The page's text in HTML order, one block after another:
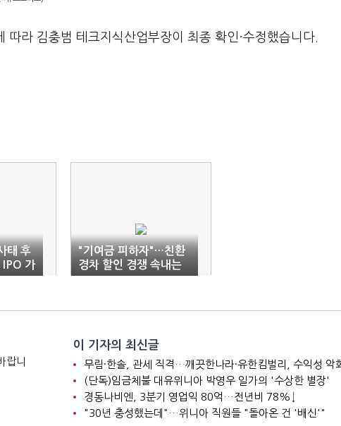
라 김충범 테크지식산업부장이 최종 확인·수정했습니다.
태 후
가
초사'
"기여금 피하자"…친환
경차 할인 경쟁 속내는
랍니
이 기자의 최신글
무림·한솔, 관세 직격…깨끗한나라·유한킴벌리, 수익성 악
(단독)임금체불 대유위니아 박영우 일가의 '수상한 별장'
경동나비엔, 3분기 영업익 80억…전년비 78%↓
"30년 충성했는데"…위니아 직원들 "돌아온 건 '배신'"